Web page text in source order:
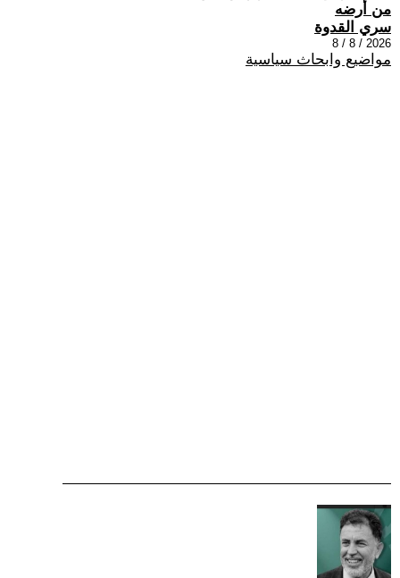
من أرضه
سري القدوة
2026 / 8 / 8
مواضيع وابحاث سياسية